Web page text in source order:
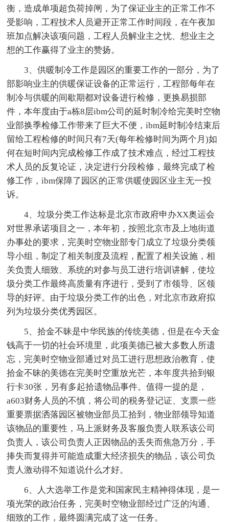
衡，造成单项超负荷掉闸，为了保证业主的正常工作不
受影响，工程技术人员避开正常工作时间段，在午夜加
班加点解决该项问题，工程人员解业主之忧、想业主之
想的工作赢得了业主的赞扬。
3、供暖制冷工作是园区的重要工作的一部分，为了
部影响业主的供暖保证设备的正常运行，工程部每年在
制冷与供暖的间歇期都对设备进行检修，更换易损部
件，本年度由于a栋8层ibm公司的延时制冷给完美时空物
业部换季检修工作带来了巨大不便，ibm延时制冷结束后
留给工程检修的时间只有7天(每年检修时间为两个月)如
何在短时间内完成检修工作成了技术难点，经过工程技
术人员的反复论证，决定进行分段检修，最终完成了检
修工作，ibm保障了园区的正常供暖使园区业主无一投
诉。
4、垃圾分类工作达标是北京市政府申办XX奥运会
对世界承诺项目之一，本年初，按照北京市及上地街道
办事处的要求，完美时空物业部专门成立了垃圾分类领
导小组，制定了相关制度及流程，配置了相关设施，相
关负责人细致、系统的对参与员工进行培训讲解，使垃
圾分类工作最终高质量有序进行，受到了市领导、区领
导的好评。由于垃圾分类工作的出色，对北京市政府拟
列为垃圾分类优秀园区。
5、拾金不昧是中华民族的传统美德，但是在今天金
钱高于一切的社会环境里，此项美德已被大多数人所遗
忘，完美时空物业部通过对员工进行思想政治教育，使
拾金不昧的美德在完美时空重放光芒，本年度共拾到银
行卡30张，另有多起拾遗物品事件。值得一提的是，
a603财务人员的不慎，将公司的税务登记证、支票一些
重要票据洒落园区被物业部员工拾到，物业部领导知道
该物品的重要性，马上派财务及客服负责人联系该公司
负责人，该公司负责人正因物品的丢失而焦急万分，手
捧失而复得并可能造成重大经济损失的物品，该公司负
责人激动得不知道说什么才好。
6、人大选举工作是党和国家民主精神得体现，是一
项光荣的政治任务，完美时空物业部经过广泛的沟通、
细致的工作，最终圆满完成了这一任务。